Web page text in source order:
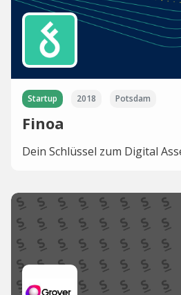
Startup 2018 Potsdam
Finoa
Dein Schlüssel zum Digital